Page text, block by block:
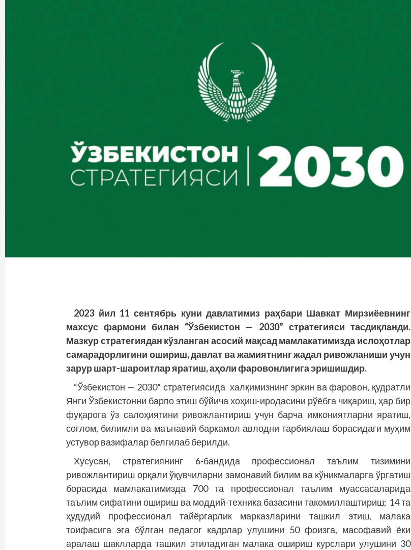
2023 йил 11 сентябрь куни давлатимиз раҳбари Шавкат Мирзиёевнинг
махсус фармони билан “Ўзбекистон — 2030” стратегияси тасдиқланди.
Мазкур стратегиядан кўзланган асосий мақсад мамлакатимизда ислоҳотлар
самарадорлигини ошириш, давлат ва жамиятнинг жадал ривожланиши учун
зарур шарт-шароитлар яратиш, аҳоли фаровонлигига эришишдир.
“Ўзбекистон — 2030” стратегиясида халқимизнинг эркин ва фаровон, қудратли
Янги Ўзбекистонни барпо этиш бўйича хоҳиш-иродасини рўёбга чиқариш, ҳар бир
фуқарога ўз салоҳиятини ривожлантириш учун барча имкониятларни яратиш,
соғлом, билимли ва маънавий баркамол авлодни тарбиялаш борасидаги муҳим
устувор вазифалар белгилаб берилди.
Хусусан, стратегиянинг 6-бандида профессионал таълим тизимини
ривожлантириш орқали ўқувчиларни замонавий билим ва кўникмаларга ўргатиш
борасида мамлакатимизда 700 та профессионал таълим муассасаларида
таълим сифатини ошириш ва моддий-техника базасини такомиллаштириш; 14 та
ҳудудий профессионал тайёргарлик марказларини ташкил этиш, малака
тоифасига эга бўлган педагог кадрлар улушини 50 фоизга, масофавий ёки
аралаш шаклларда ташкил этиладиган малака ошириш курслари улушини 30